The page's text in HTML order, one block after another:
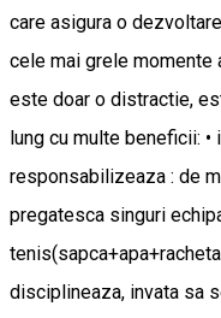
care asigura o
cele mai grele momente
este doar o distractie,
lung cu multe beneficii: •
responsabilizeaza : de
pregatesca singuri
disciplineaza, invata sa